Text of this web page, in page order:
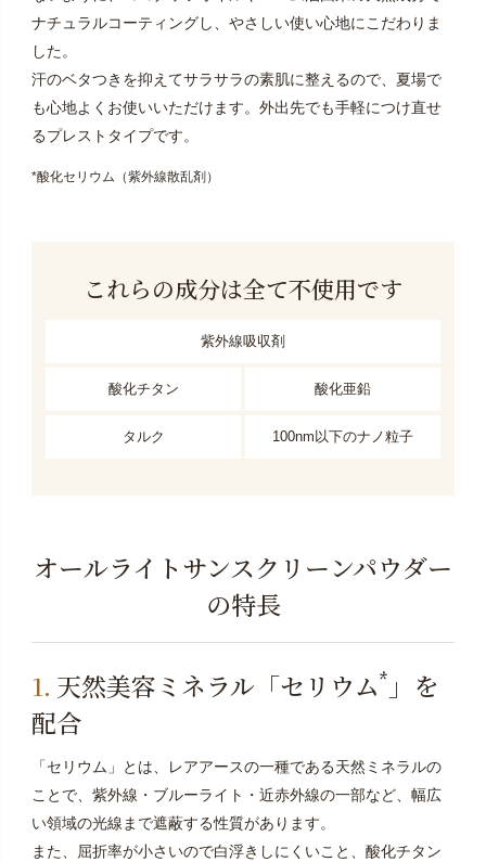
ナチュラルコーティングし、やさしい使い心地にこだわりま
した。
汗のベタつきを抑えてサラサラの素肌に整えるので、夏場で
も心地よくお使いいただけます。外出先でも手軽につけ直せ
るプレストタイプです。
*酸化セリウム（紫外線散乱剤）
これらの成分は全て不使用です
紫外線吸収剤
酸化チタン 酸化亜鉛
タルク 100nm以下のナノ粒子
オールライトサンスクリーンパウダー
の特長
天然美容ミネラル「セリウム* 」を
配合
「セリウム」とは、レアアースの一種である天然ミネラルの
ことで、紫外線・ブルーライト・近赤外線の一部など、幅広
い領域の光線まで遮蔽する性質があります。
また、屈折率が小さいので白浮きしにくいこと、酸化チタン